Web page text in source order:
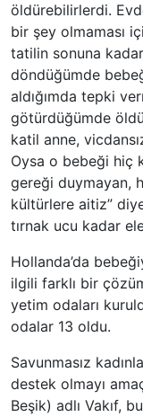
öldürebilirlerdi.
bir şey olmaması
tatilin sonuna
döndüğümde
aldığımda tepki
götürdüğümde
katil anne,
Oysa o bebeği hiç
gereği duymayan,
kültürlere aitiz”
tırnak ucu kadar
Hollanda’da
ilgili farklı bir
yetim odaları
odalar 13 oldu.
Savunmasız
destek olmayı
Beşik) adlı Vakıf,